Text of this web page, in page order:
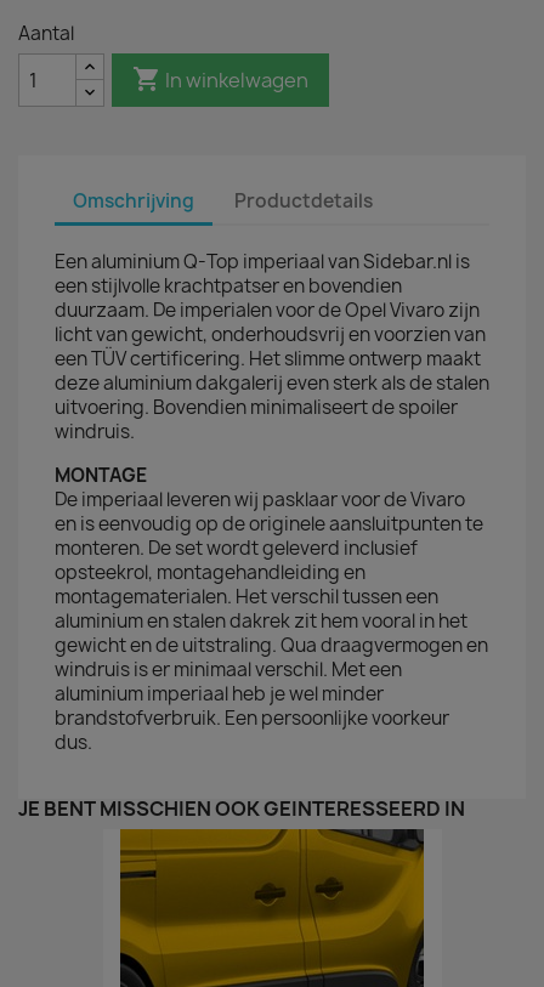
Aantal
 In winkelwagen
Omschrijving Productdetails
Een aluminium Q-Top imperiaal van Sidebar.nl is
een stijlvolle krachtpatser en bovendien
duurzaam. De imperialen voor de Opel Vivaro zijn
licht van gewicht, onderhoudsvrij en voorzien van
een TÜV certificering. Het slimme ontwerp maakt
deze aluminium dakgalerij even sterk als de stalen
uitvoering. Bovendien minimaliseert de spoiler
windruis.
MONTAGE
De imperiaal leveren wij pasklaar voor de Vivaro
en is eenvoudig op de originele aansluitpunten te
monteren. De set wordt geleverd inclusief
opsteekrol, montagehandleiding en
montagematerialen. Het verschil tussen een
aluminium en stalen dakrek zit hem vooral in het
gewicht en de uitstraling. Qua draagvermogen en
windruis is er minimaal verschil. Met een
aluminium imperiaal heb je wel minder
brandstofverbruik. Een persoonlijke voorkeur
dus.
JE BENT MISSCHIEN OOK GEÏNTERESSEERD IN